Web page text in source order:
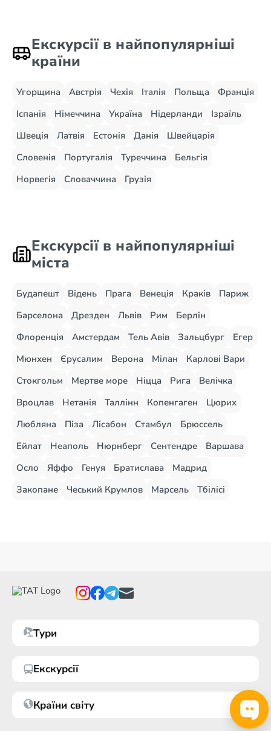
Екскурсії в найпопулярніші
країни
Угорщина Австрія Чехія Італія Польща
Франція
Іспанія
Німеччина Україна Нідерланди
Ізраїль
Швеція
Латвія Естонія Данія
Швейцарія
Словенія
Португалія Туреччина
Бельгія
Норвегія
Словаччина Грузія
Екскурсії в найпопулярніші
міста
Будапешт Відень Прага Венеція Краків
Париж
Барселона
Дрезден Львів Рим
Берлін
Флоренція
Амстердам Тель Авів Зальцбург
Егер
Мюнхен
Єрусалим Верона Мілан
Карлові Вари
Стокгольм
Мертве море Ніцца Рига
Велічка
Вроцлав
Нетанія Таллінн Копенгаген
Цюрих
Любляна
Піза Лісабон Стамбул
Брюссель
Ейлат
Неаполь Нюрнберг Сентендре
Варшава
Осло
Яффо Генуя Братислава
Мадрид
Закопане
Чеський Крумлов Марсель Тбілісі
Тури
Екскурсії
Країни світу